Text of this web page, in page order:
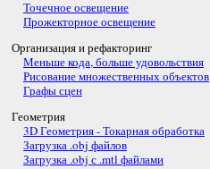
Точечное освещение
Прожекторное освещение
Организация и рефакторинг
Меньше кода, больше удовольствия
Рисование множественных объектов
Графы сцен
Геометрия
3D Геометрия - Токарная обработка
Загрузка .obj файлов
Загрузка .obj с .mtl файлами